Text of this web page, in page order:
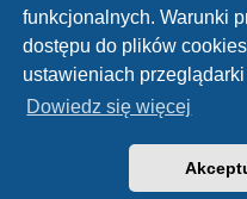
funkcjonalnych. Warunki
dostępu do plików
ustawieniach
Dowiedz się więcej
Ranga, Nazwa użytkownika Gość
Podstawowa grupa
Zarejestrowani użytkownicy